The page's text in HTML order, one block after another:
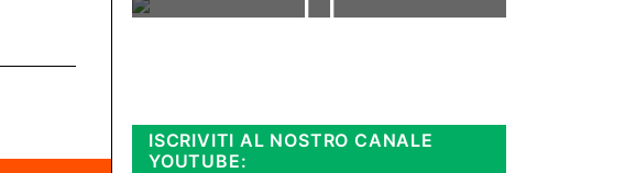
ISCRIVITI AL NOSTRO CANALE
YOUTUBE: